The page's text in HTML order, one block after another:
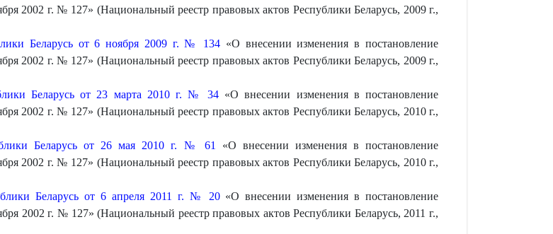
2002 г. № 127» (Национальный реестр правовых актов Республики Беларусь, 2009 г.,
Беларусь от 6 ноября 2009 г. № 134 «О внесении изменения в постановление
2002 г. № 127» (Национальный реестр правовых актов Республики Беларусь, 2009 г.,
Беларусь от 23 марта 2010 г. № 34«О внесении изменения в постановление
2002 г. № 127» (Национальный реестр правовых актов Республики Беларусь, 2010 г.,
Беларусь от 26 мая 2010 г. № 61
«О внесении изменения в постановление
2002 г. № 127» (Национальный реестр правовых актов Республики Беларусь, 2010 г.,
Беларусь от 6 апреля 2011 г. № 20«О внесении изменения в постановление
2002 г. № 127» (Национальный реестр правовых актов Республики Беларусь, 2011 г.,